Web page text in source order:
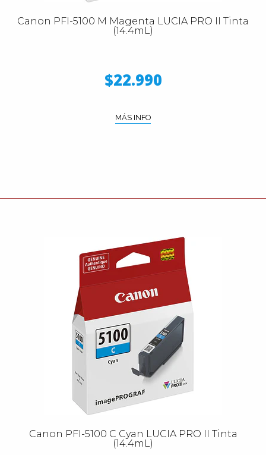
Canon PFI-5100 M Magenta LUCIA PRO II Tinta
(14.4mL)
$22.990
MÁS INFO
Canon PFI-5100 C Cyan LUCIA PRO II Tinta
(14.4mL)